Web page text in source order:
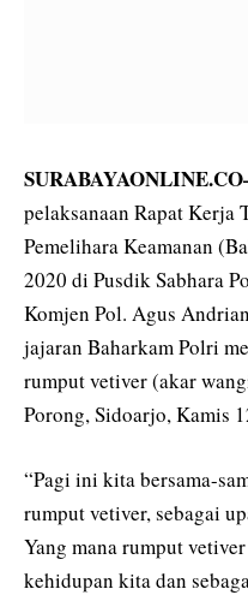
pelaksanaan Rapat Kerja
Pemelihara Keamanan
2020 di Pusdik Sabhara
Komjen Pol. Agus
jajaran Baharkam Polri
rumput vetiver (akar
Porong, Sidoarjo, Kamis
“Pagi ini kita bersama-
rumput vetiver, sebagai
Yang mana rumput
kehidupan kita dan